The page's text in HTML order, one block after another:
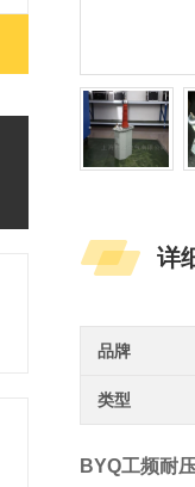
详
品牌
类型
BYQ工频耐